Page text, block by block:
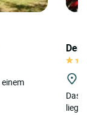
Das
liegt